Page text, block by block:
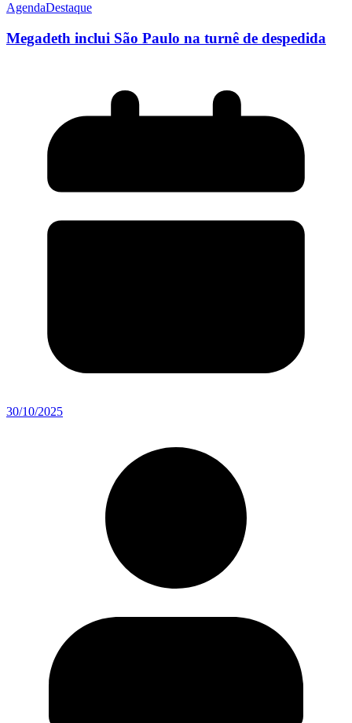
AgendaDestaque
Megadeth inclui São Paulo na turnê de despedida
30/10/2025